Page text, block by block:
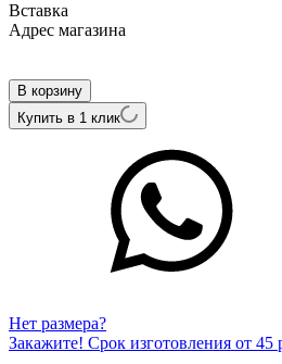
Вcтавка
Адрес магазина
В корзину
Купить в 1 клик
Нет размера?
Закажите! Срок изготовления от 45